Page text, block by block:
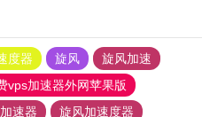
度器 旋风
旋风加速
vps加速器外网苹果版
速器 旋风加速度器